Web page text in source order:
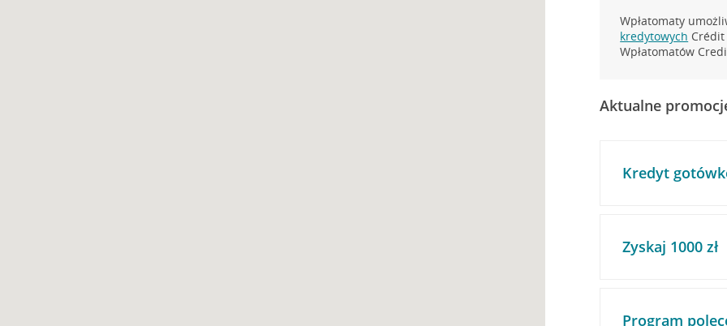
Wpłatomaty
kredytowych
Wpłatomatów
Aktualne
Kredyt
Zyskaj 1000 zł
Program